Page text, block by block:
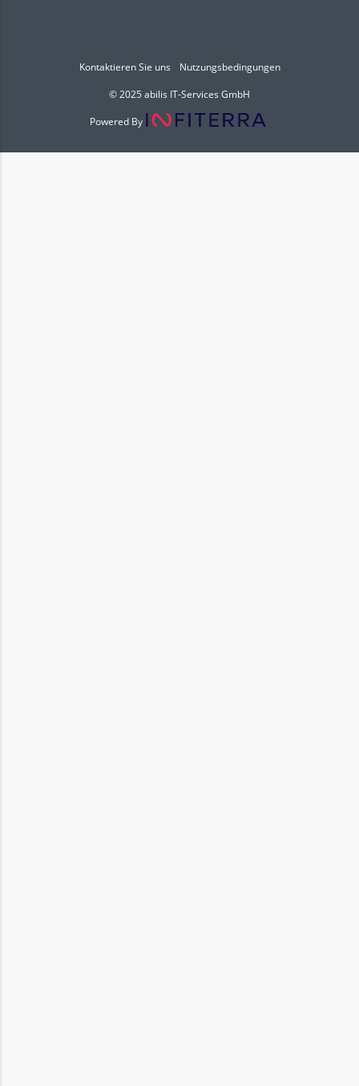
Kontaktieren Sie uns
Nutzungsbedingungen
© 2025 abilis IT-Services GmbH
Powered By